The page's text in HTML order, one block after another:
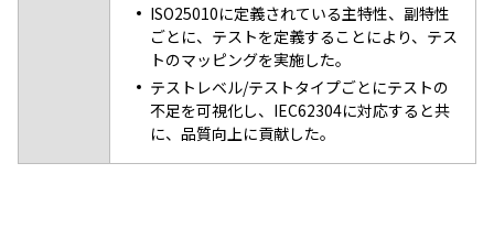
ISO25010に定義されている主特性、副特性
ごとに、テストを定義することにより、テス
トのマッピングを実施した。
テストレベル/テストタイプごとにテストの
不足を可視化し、IEC62304に対応すると共
に、品質向上に貢献した。